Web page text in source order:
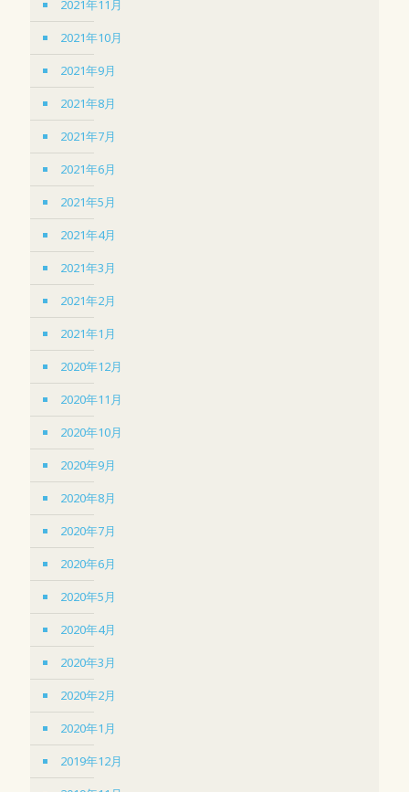
2021年11月
2021年10月
2021年9月
2021年8月
2021年7月
2021年6月
2021年5月
2021年4月
2021年3月
2021年2月
2021年1月
2020年12月
2020年11月
2020年10月
2020年9月
2020年8月
2020年7月
2020年6月
2020年5月
2020年4月
2020年3月
2020年2月
2020年1月
2019年12月